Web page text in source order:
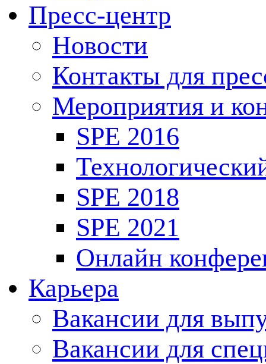
Пресс-центр
Новости
Контакты для
Мероприятия и
SPE 2016
SPE 2018
SPE 2021
Онлайн
Карьера
Вакансии для
Вакансии для